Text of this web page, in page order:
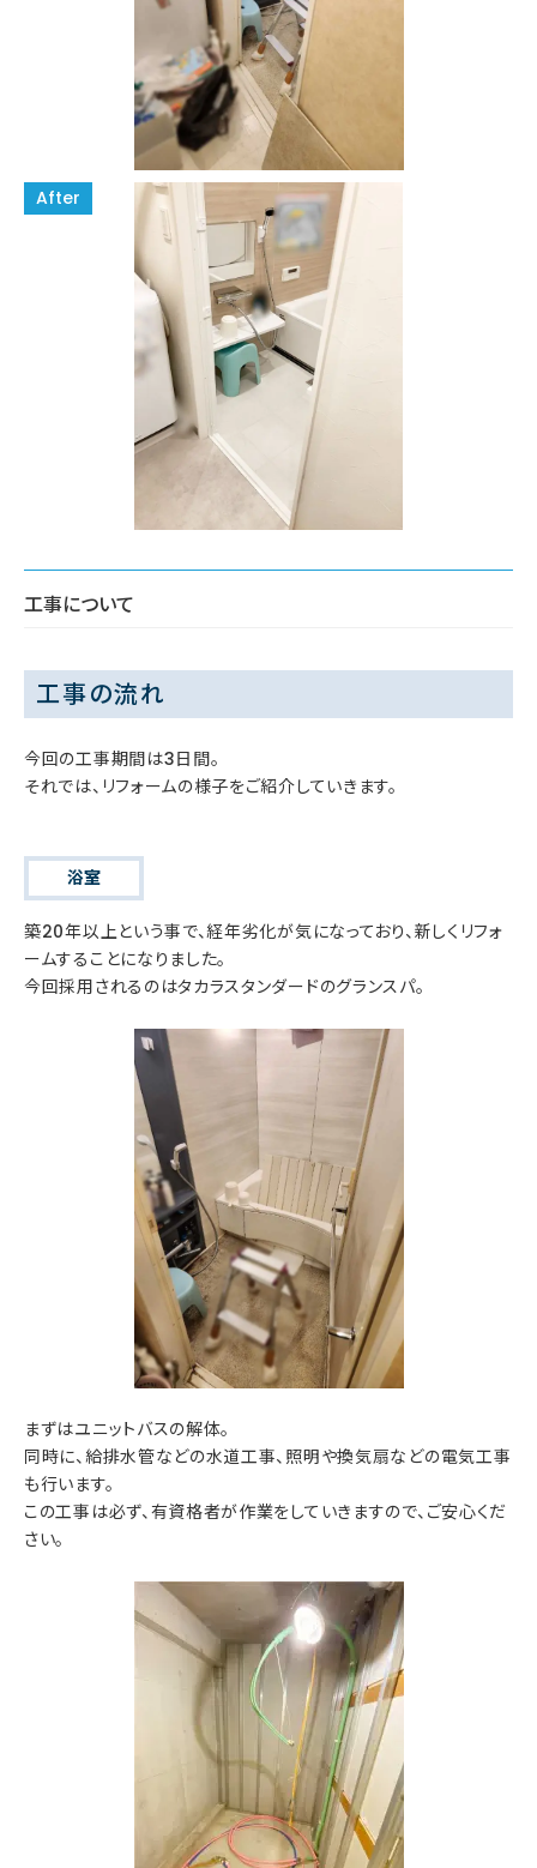
工事について
工事の流れ
今回の工事期間は3日間。
それでは、リフォームの様子をご紹介していきます。
浴室
築20年以上という事で、経年劣化が気になっており、新しくリフォ
ームすることになりました。
今回採用されるのはタカラスタンダードのグランスパ。
まずはユニットバスの解体。
同時に、給排水管などの水道工事、照明や換気扇などの電気工事
も行います。
この工事は必ず、有資格者が作業をしていきますので、ご安心くだ
さい。